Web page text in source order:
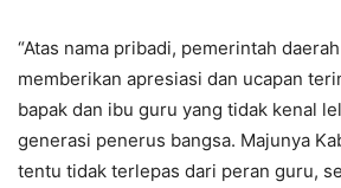
“Atas nama pribadi, pemerintah
memberikan apresiasi dan ucapan
bapak dan ibu guru yang tidak kenal
generasi penerus bangsa. Majunya
tentu tidak terlepas dari peran guru,